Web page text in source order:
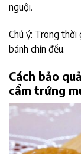
nguội.
Chú ý: Trong thời
bánh chín đều.
Cách bảo
cẩm trứng